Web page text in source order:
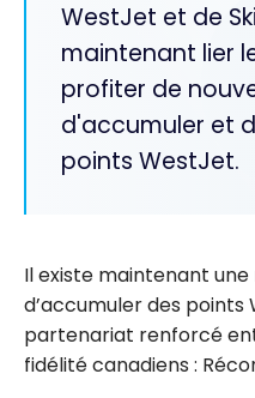
WestJet et de
maintenant lier
profiter de
d'accumuler et
points WestJet.
Il existe maintenant
d’accumuler des
partenariat renforcé
fidélité canadiens :